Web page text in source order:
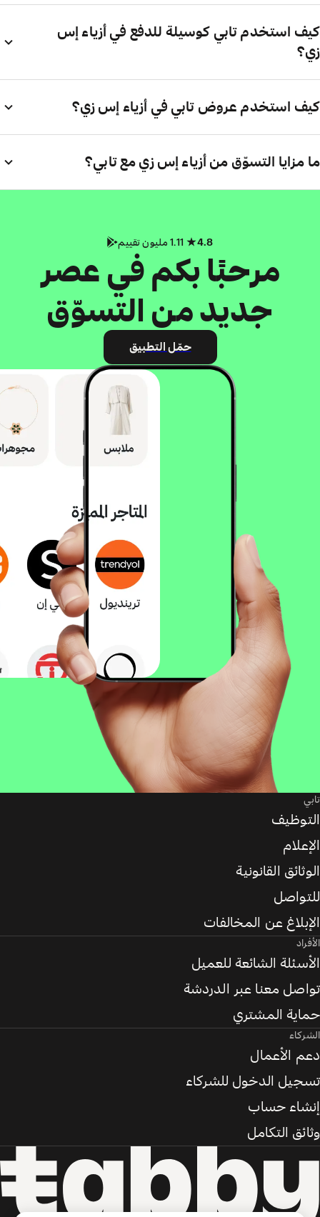
كيف استخدم تابي كوسيلة للدفع في أزياء إس
زي؟
كيف استخدم عروض تابي في أزياء إس زي؟
ما مزايا التسوّق من أزياء إس زي مع تابي؟
4.8
مرحبًا بكم في عصر
جديد من التسوّق
حمّل التطبيق
تابي
التوظيف
الإعلام
الوثائق القانونية
للتواصل
الإبلاغ عن المخالفات
الأفراد
الأسئلة الشائعة للعميل
تواصل معنا عبر الدردشة
حماية المشتري
الشركاء
دعم الأعمال
تسجيل الدخول للشركاء
إنشاء حساب
وثائق التكامل